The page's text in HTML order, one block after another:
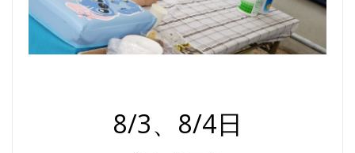
8/3、8/4日